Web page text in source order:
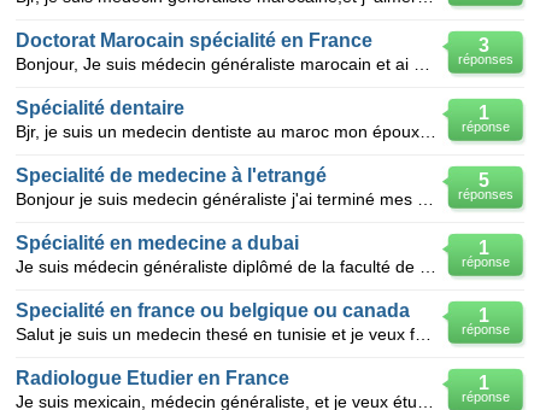
3
réponses
Doctorat Marocain spécialité en France
1
réponse
Spécialité dentaire
5
réponses
Specialité de medecine à l'etrangé
1
réponse
Spécialité en medecine a dubai
1
réponse
Specialité en france ou belgique ou canada
1
réponse
Radiologue Etudier en France